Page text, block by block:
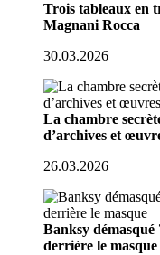
Trois tableaux en
Magnani Rocca
30.03.2026
La chambre
d’archives et
26.03.2026
Banksy démasqué
derrière le masque